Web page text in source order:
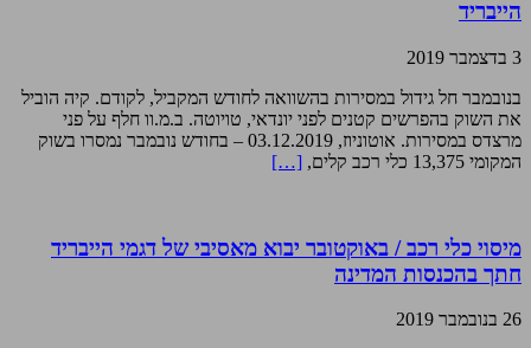
הייבריד
3 בדצמבר 2019
בנובמבר חל גידול במסירות בהשוואה לחודש המקביל, לקודם. קיה הוביל
את השוק בהפרשים קטנים לפני יונדאי, טויוטה. ב.מ.וו חלף על פני
מרצדס במסירות. אוטוניוז, 03.12.2019 – בחודש נובמבר נמסרו בשוק
המקומי 13,375 כלי רכב קלים,
[…]
מיסוי כלי רכב / באוקטובר יבוא מאסיבי של דגמי הייבריד
חתך בהכנסות המדינה
26 בנובמבר 2019